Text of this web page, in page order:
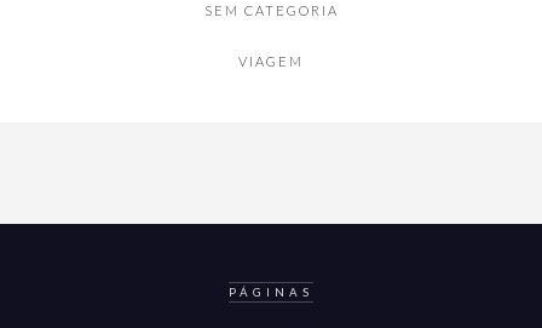
SEM CATEGORIA
VIAGEM
PÁGINAS